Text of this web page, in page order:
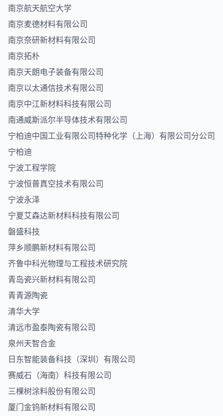
南京航天航空大学
南京麦德材料有限公司
南京奈研新材料有限公司
南京拓朴
南京天朗电子装备有限公司
南京以太通信技术有限公司
南京中江新材料科技有限公司
南通威斯派尔半导体技术有限公司
宁柏迪中国工业有限公司特种化学（上海）有限公司分公司
宁柏迪
宁波工程学院
宁波恒普真空技术有限公司
宁波永泽
宁夏艾森达新材料科技有限公司
磐盛科技
萍乡顺鹏新材料有限公司
齐鲁中科光物理与工程技术研究院
青岛瓷兴新材料有限公司
青青源陶瓷
清华大学
清远市盈泰陶瓷有限公司
泉州天智合金
日东智能装备科技（深圳）有限公司
赛威石（海南）科技有限公司
三棵树涂料股份有限公司
厦门金钨新材料有限公司